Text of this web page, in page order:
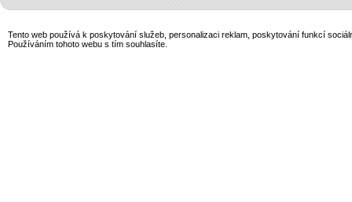
Tento web používá k poskytování služeb, personalizaci reklam, poskytování funkcí
Používáním tohoto webu s tím souhlasíte.